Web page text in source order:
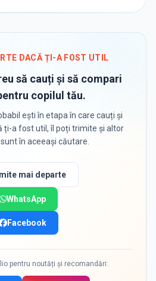
DACĂ ȚI-A FOST UTIL
să cauți și să compari
copilul tău.
ești în etapa în care cauți și
ți-a fost util, îl poți trimite și altor
în aceeași căutare.
mai departe
WhatsApp
Facebook
pentru noutăți și recomandări: